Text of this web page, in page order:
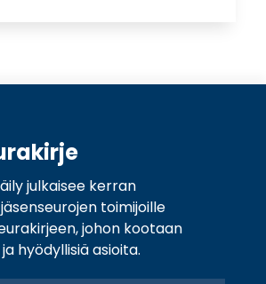
julkaisee kerran
toimijoille
johon kootaan
hyödyllisiä asioita.